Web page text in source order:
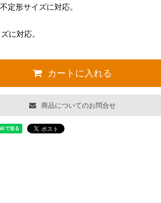
定形サイズに対応。
に対応。
カートに入れる
商品についてのお問合せ